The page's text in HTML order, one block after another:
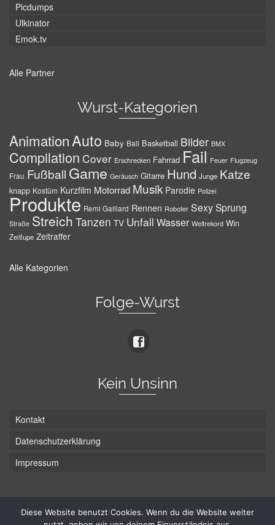
Picdumps
Ulkinator
Emok.tv
Alle Partner
Wurst-Kategorien
AnimationAuto Baby Ball Basketball Bilder BMX
Compilation Cover Erschrecken Fahrrad Fail Feuer Flugzeug
Frau Fußball Game Geräusch Gitarre Hund Junge Katze
knapp Kostüm Kurzfilm Motorrad Musik Parodie Polizei
Produkte Remi Gaillard Rennen Roboter SexySprung
Straße Streich Tanzen TV Unfall Wasser Weltrekord Win
Zeitlupe Zeitraffer
Alle Kategorien
Folge-Wurst
Kein Unsinn
Kontakt
Datenschutzerklärung
Impressum
Diese Website benutzt Cookies. Wenn du die Website weiter